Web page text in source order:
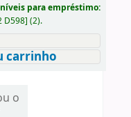
para empréstimo:
D598] (2).
carrinho
o